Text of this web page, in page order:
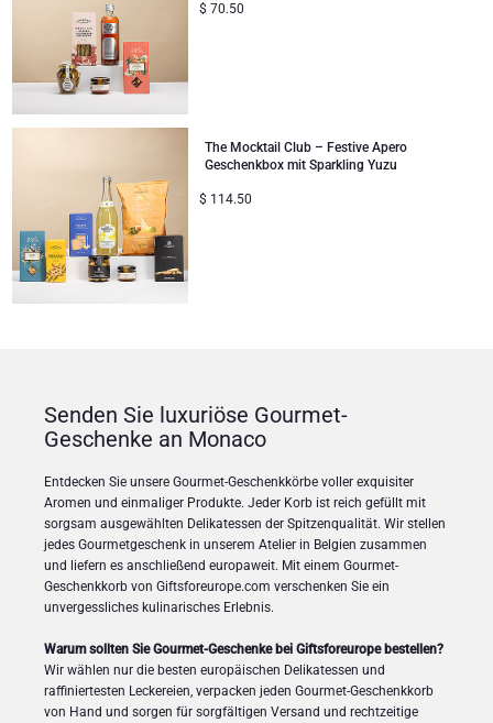
$ 70.50
The Mocktail Club – Festive Apero
Geschenkbox mit Sparkling Yuzu
$ 114.50
Senden Sie luxuriöse Gourmet-
Geschenke an Monaco
Entdecken Sie unsere Gourmet-Geschenkkörbe voller exquisiter
Aromen und einmaliger Produkte. Jeder Korb ist reich gefüllt mit
sorgsam ausgewählten Delikatessen der Spitzenqualität. Wir stellen
jedes Gourmetgeschenk in unserem Atelier in Belgien zusammen
und liefern es anschließend europaweit. Mit einem Gourmet-
Geschenkkorb von Giftsforeurope.com verschenken Sie ein
unvergessliches kulinarisches Erlebnis.
Warum sollten Sie Gourmet-Geschenke bei Giftsforeurope bestellen?
Wir wählen nur die besten europäischen Delikatessen und
raffiniertesten Leckereien, verpacken jeden Gourmet-Geschenkkorb
von Hand und sorgen für sorgfältigen Versand und rechtzeitige